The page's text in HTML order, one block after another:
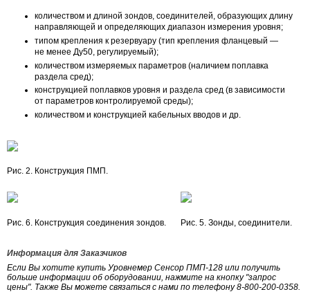
количеством и длиной зондов, соединителей, образующих длину
направляющей и определяющих диапазон измерения уровня;
типом крепления к резервуару (тип крепления фланцевый —
не менее Ду50, регулируемый);
количеством измеряемых параметров (наличием поплавка
раздела сред);
конструкцией поплавков уровня и раздела сред (в зависимости
от параметров контролируемой среды);
количеством и конструкцией кабельных вводов и др.
Рис. 2. Конструкция ПМП.
Рис. 6. Конструкция соединения зондов. Рис. 5. Зонды, соединители.
Информация для Заказчиков
Если Вы хотите купить Уровнемер Сенсор ПМП-128 или получить
больше информации об оборудовании, нажмите на кнопку "запрос
цены". Также Вы можете связаться с нами по телефону 8-800-200-0358.